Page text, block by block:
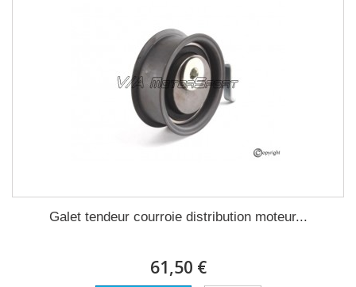
Galet tendeur courroie distribution moteur...
61,50 €